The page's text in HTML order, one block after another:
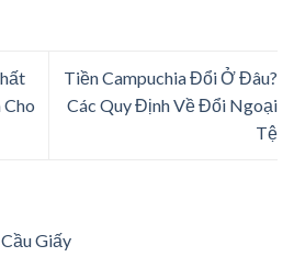
Tiền Campuchia Đổi Ở Đâu?
Các Quy Định Về Đổi Ngoại
Tệ
Giấy